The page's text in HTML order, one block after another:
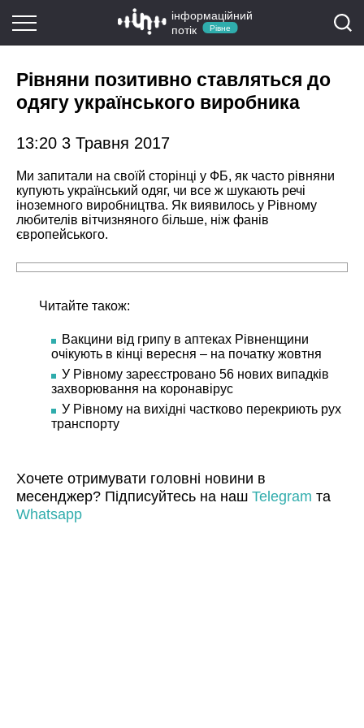
інформаційний
потік
Рівне
Рівняни позитивно ставляться до
одягу українського виробника
13:20 3 Травня 2017
Ми запитали на своїй сторінці у ФБ, як часто рівняни
купують український одяг, чи все ж шукають речі
іноземного виробництва. Як виявилось у Рівному
любителів вітчизняного більше, ніж фанів
європейського.
Читайте також:
Вакцини від грипу в аптеках Рівненщини
очікують в кінці вересня – на початку жовтня
У Рівному зареєстровано 56 нових випадків
захворювання на коронавірус
У Рівному на вихідні частково перекриють рух
транспорту
Хочете отримувати головні новини в
месенджер? Підписуйтесь на наш Telegram та
Whatsapp